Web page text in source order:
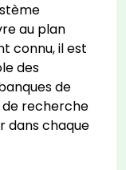
au plan
connu, il est
des
de
de recherche
dans chaque